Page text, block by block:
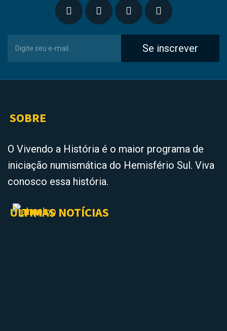
Se inscrever
SOBRE
O Vivendo a História é o maior programa de
iniciação numismática do Hemisfério Sul. Viva
conosco essa história.
ÚLTIMAS NOTÍCIAS